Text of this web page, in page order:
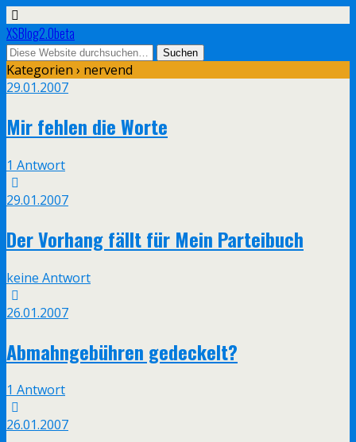
XSBlog2.0beta
Kategorien › nervend
29.01.2007
Mir fehlen die Worte
1 Antwort
29.01.2007
Der Vorhang fällt für Mein Parteibuch
keine Antwort
26.01.2007
Abmahngebühren gedeckelt?
1 Antwort
26.01.2007